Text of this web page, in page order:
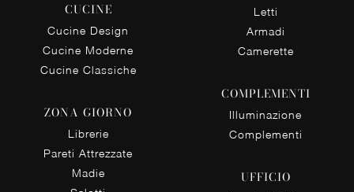
CUCINE
Cucine Design
Cucine Moderne
Cucine Classiche
ZONA GIORNO
Librerie
Pareti Attrezzate
Madie
Letti
Armadi
Camerette
COMPLEMENTI
Illuminazione
Complementi
UFFICIO